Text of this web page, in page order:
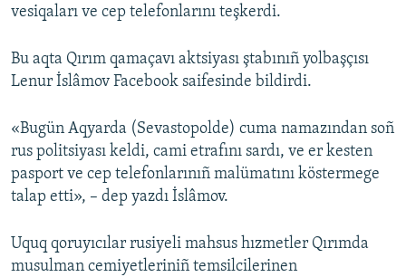
vesiqaları ve cep telefonlarını teşkerdi.
Bu aqta Qırım qamaçavı aktsiyası ştabınıñ yolbaşçısı
Lenur İslâmov Facebook saifesinde bildirdi.
«Bugün Aqyarda (Sevastopolde) cuma namazından soñ
rus politsiyası keldi, cami etrafını sardı, ve er kesten
pasport ve cep telefonlarınıñ malümatını köstermege
talap etti», – dep yazdı İslâmov.
Uquq qoruyıcılar rusiyeli mahsus hızmetler Qırımda
musulman cemiyetleriniñ temsilcilerinen